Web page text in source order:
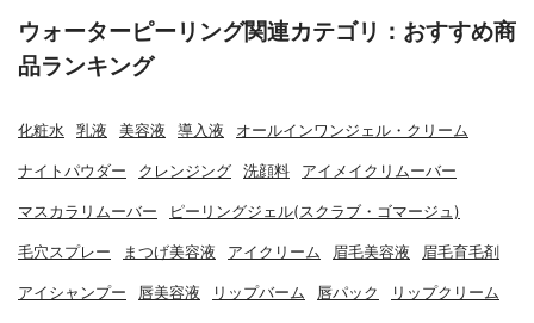
ウォーターピーリング関連カテゴリ：おすすめ商
品ランキング
化粧水 乳液 美容液 導入液 オールインワンジェル・クリーム
ナイトパウダー クレンジング 洗顔料 アイメイクリムーバー
マスカラリムーバー ピーリングジェル(スクラブ・ゴマージュ)
毛穴スプレー まつげ美容液 アイクリーム 眉毛美容液 眉毛育毛剤
アイシャンプー 唇美容液 リップバーム 唇パック リップクリーム